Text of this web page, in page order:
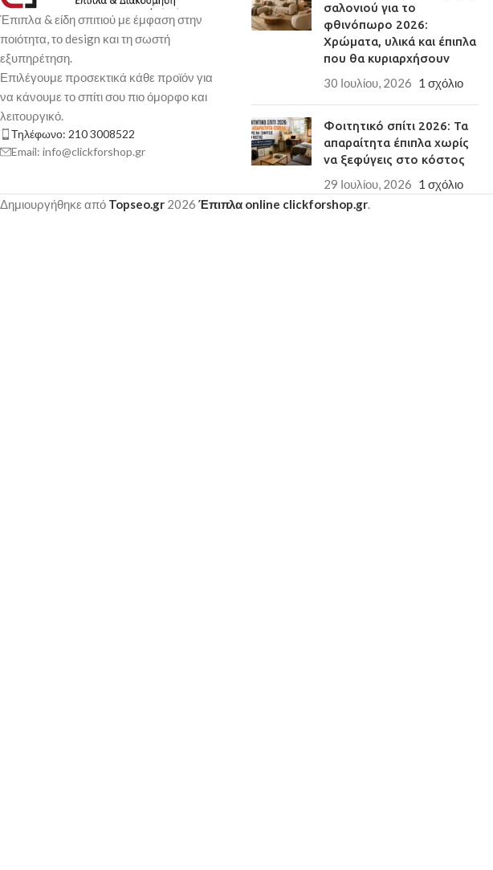
Έπιπλα & είδη σπιτιού με έμφαση στην
ποιότητα, το design και τη σωστή
εξυπηρέτηση.
Επιλέγουμε προσεκτικά κάθε προϊόν για
να κάνουμε το σπίτι σου πιο όμορφο και
λειτουργικό.
Τηλέφωνο: 210 3008522
Email: info@clickforshop.gr
σαλονιού για το
φθινόπωρο 2026:
Χρώματα, υλικά και έπιπλα
που θα κυριαρχήσουν
30 Ιουλίου, 2026 1 σχόλιο
Φοιτητικό σπίτι 2026: Τα
απαραίτητα έπιπλα χωρίς
να ξεφύγεις στο κόστος
29 Ιουλίου, 2026 1 σχόλιο
Δημιουργήθηκε από Topseo.gr 2026 Έπιπλα online clickforshop.gr.